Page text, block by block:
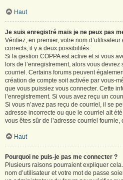
Haut
Je suis enregistré mais je ne peux pas
Vérifiez, en premier, votre nom d’utilisateur
corrects, il y a deux possibilités :
Si la gestion COPPA est active et si vous
lors de l’enregistrement, alors vous
courriel. Certains forums peuvent
création de compte soit activée par vous-
que vous puissiez vous connecter. Cette
l’enregistrement. Si vous avez reçu un
Si vous n’avez pas reçu de courriel, il se
adresse incorrecte ou que le courriel ait
vous êtes sûr de l’adresse courriel fournie,
Haut
Pourquoi ne puis-je pas me connecter ?
Plusieurs raisons pourraient expliquer
nom d’utilisateur et votre mot de passe